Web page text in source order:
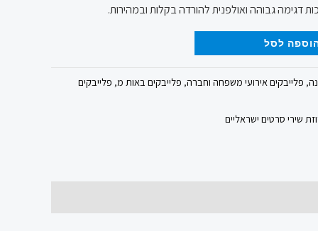
דגימה גבוהה ואולפנית להורדה בקלות ובמהירות.
לסל
, פלייבקים אירועי משפחה וחברה, פלייבקים באות מ, פלייבקים
שירי סרטים ישראליים